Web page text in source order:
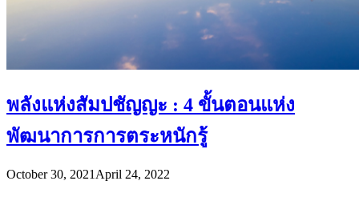
พลังแห่งสัมปชัญญะ : 4 ขั้นตอนแห่ง
พัฒนาการการตระหนักรู้
October 30, 2021 April 24, 2022